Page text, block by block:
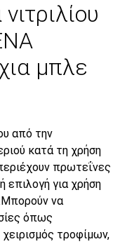
μπλε
από την
κατά τη χρήση
πρωτεΐνες
για χρήση
να
όπως
τροφίμων,